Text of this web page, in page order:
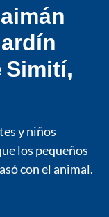
Simití,
y niños
los pequeños
con el animal.